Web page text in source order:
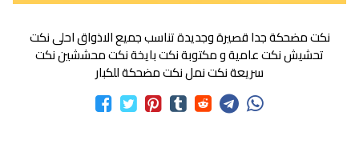
نكت مضحكة جدا قصيرة وجديدة تناسب جميع الاذواق احلى نكت
تحشيش نكت عامية و مكتوبة نكت بايخة نكت محششين نكت
سريعة نكت نمل نكت مضحكة للكبار